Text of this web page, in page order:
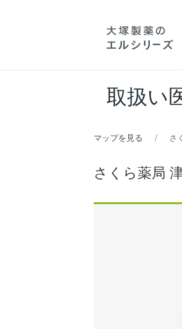
取扱い
マップを見る さ
さくら薬局